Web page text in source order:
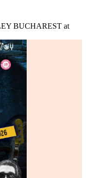
BUCHAREST at